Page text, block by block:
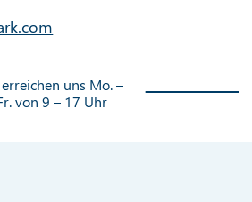
erreichen uns Mo. –
von 9 – 17 Uhr